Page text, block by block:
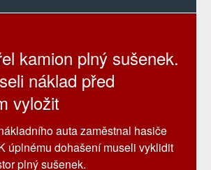
kamion plný sušenek.
náklad před
vyložit
auta zaměstnal hasiče
úplnému dohašení museli vyklidit
plný sušenek.